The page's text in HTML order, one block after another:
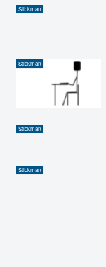
Stickman
Stickman
Stickman
Stickman